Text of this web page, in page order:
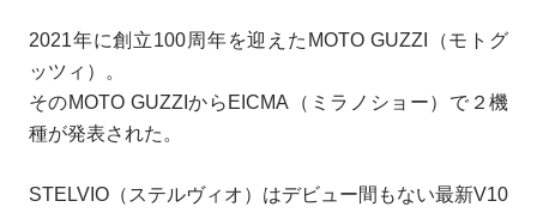
2021年に創立100周年を迎えたMOTO GUZZI（モトグ
ッツィ）。
そのMOTO GUZZIからEICMA（ミラノショー）で２機
種が発表された。
STELVIO（ステルヴィオ）はデビュー間もない最新V10